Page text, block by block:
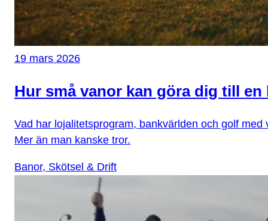
19 mars 2026
Hur små vanor kan göra dig till
Vad har lojalitetsprogram, bankvärlden och golf med
Mer än man kanske tror.
Banor, Skötsel & Drift